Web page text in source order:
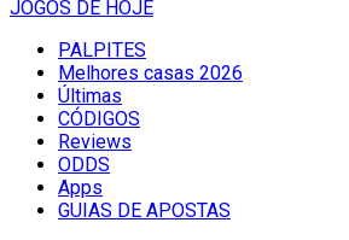
JOGOS DE HOJE
PALPITES
Melhores casas 2026
Últimas
CÓDIGOS
Reviews
ODDS
Apps
GUIAS DE APOSTAS